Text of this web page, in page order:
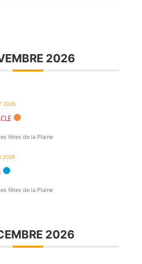
2026
2026
fêtes de la Plaine
2026
fêtes de la Plaine
2026